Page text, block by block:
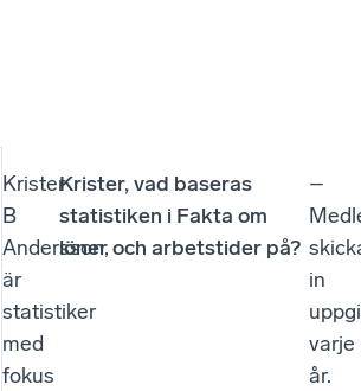
Krister
B
Andersson,
är
statistiker
med
fokus
Krister, vad baseras
statistiken i Fakta om
löner och arbetstider på?
–
in
varje
år.